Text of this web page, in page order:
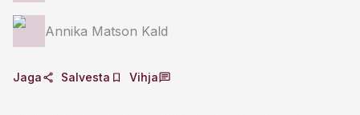
Annika Matson Kald
Jaga Salvesta Vihja